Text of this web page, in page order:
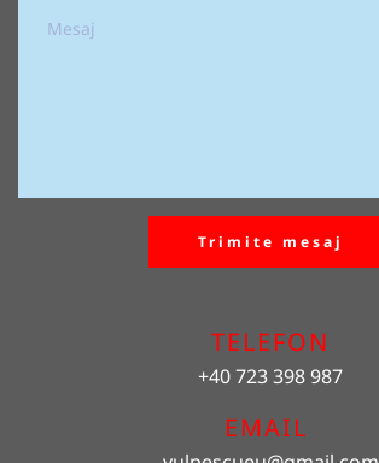
Trimite mesaj
TELEFON
+40 723 398 987
EMAIL